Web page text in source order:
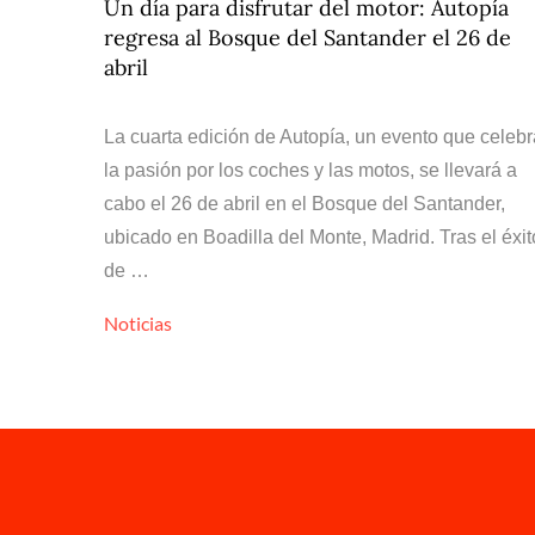
Un día para disfrutar del motor: Autopía
regresa al Bosque del Santander el 26 de
abril
La cuarta edición de Autopía, un evento que
la pasión por los coches y las motos, se llevará a
cabo el 26 de abril en el Bosque del Santander,
ubicado en Boadilla del Monte, Madrid. Tras el
de …
Noticias